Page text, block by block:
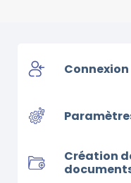
Connexion
Création